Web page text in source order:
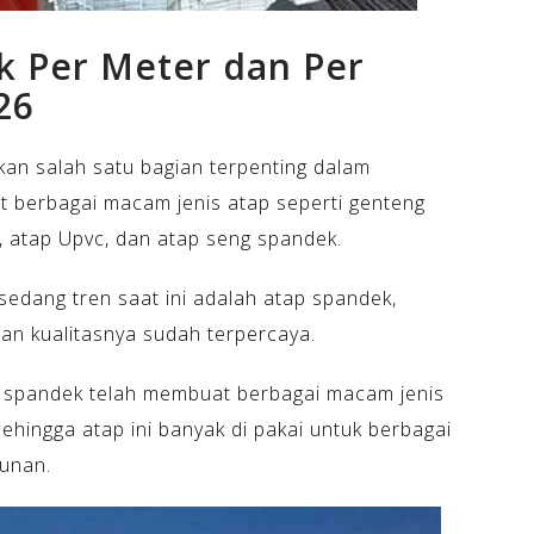
Per Meter dan Per
salah satu bagian terpenting dalam
macam jenis atap seperti genteng
Upvc, dan atap seng spandek.
tren saat ini adalah atap spandek,
kualitasnya sudah terpercaya.
telah membuat berbagai macam jenis
atap ini banyak di pakai untuk berbagai